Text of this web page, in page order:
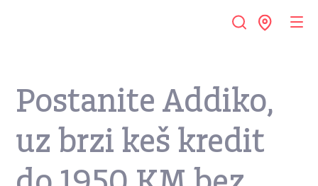
Postanite Addiko,
uz brzi keš kredit